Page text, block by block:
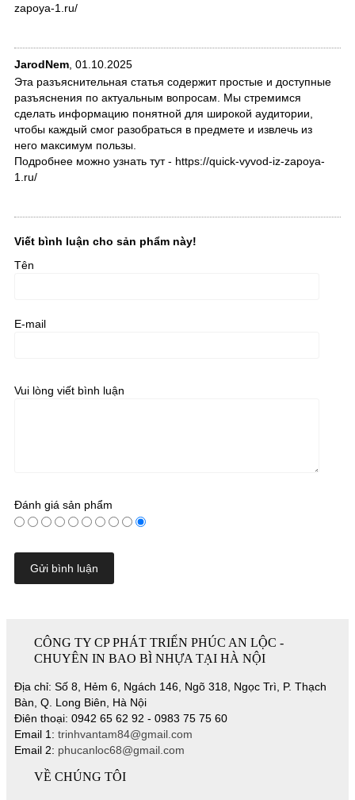
zapoya-1.ru/
JarodNem, 01.10.2025
Эта разъяснительная статья содержит простые и доступные
разъяснения по актуальным вопросам. Мы стремимся
сделать информацию понятной для широкой аудитории,
чтобы каждый смог разобраться в предмете и извлечь из
него максимум пользы.
Подробнее можно узнать тут - https://quick-vyvod-iz-zapoya-
1.ru/
Viết bình luận cho sản phẩm này!
Tên
E-mail
Vui lòng viết bình luận
Đánh giá sản phẩm
CÔNG TY CP PHÁT TRIỂN PHÚC AN LỘC -
CHUYÊN IN BAO BÌ NHỰA TẠI HÀ NỘI
Địa chỉ: Số 8, Hẻm 6, Ngách 146, Ngõ 318, Ngọc Trì, P. Thạch
Bàn, Q. Long Biên, Hà Nội
Điên thoại: 0942 65 62 92 - 0983 75 75 60
Email 1: trinhvantam84@gmail.com
Email 2: phucanloc68@gmail.com
VỀ CHÚNG TÔI